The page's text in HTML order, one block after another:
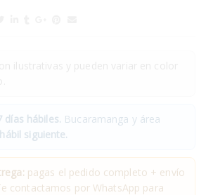
días hábiles. Bucaramanga y área
siguiente.
pagas el pedido completo + envío
contactamos por WhatsApp para